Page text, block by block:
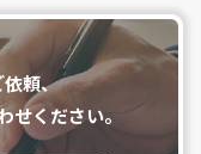
頼、
せください。